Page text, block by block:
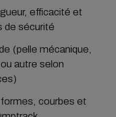
efficacité et
de sécurité
(pelle mécanique,
autre selon
courbes et